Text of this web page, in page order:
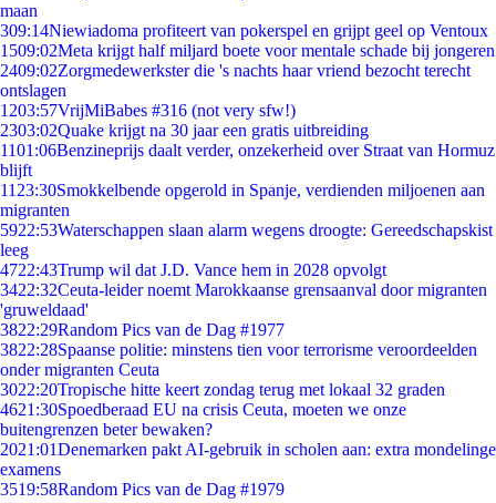
maan
309:14Niewiadoma profiteert van pokerspel en grijpt geel op Ventoux
1509:02Meta krijgt half miljard boete voor mentale schade bij jongeren
2409:02Zorgmedewerkster die 's nachts haar vriend bezocht terecht
ontslagen
1203:57VrijMiBabes #316 (not very sfw!)
2303:02Quake krijgt na 30 jaar een gratis uitbreiding
1101:06Benzineprijs daalt verder, onzekerheid over Straat van Hormuz
blijft
11 23:30Smokkelbende opgerold in Spanje, verdienden miljoenen aan
migranten
5922:53Waterschappen slaan alarm wegens droogte: Gereedschapskist
leeg
4722:43Trump wil dat J.D. Vance hem in 2028 opvolgt
3422:32Ceuta-leider noemt Marokkaanse grensaanval door migranten
'gruweldaad'
3822:29Random Pics van de Dag #1977
3822:28Spaanse politie: minstens tien voor terrorisme veroordeelden
onder migranten Ceuta
3022:20Tropische hitte keert zondag terug met lokaal 32 graden
4621:30Spoedberaad EU na crisis Ceuta, moeten we onze
buitengrenzen beter bewaken?
2021:01Denemarken pakt AI-gebruik in scholen aan: extra mondelinge
examens
3519:58Random Pics van de Dag #1979